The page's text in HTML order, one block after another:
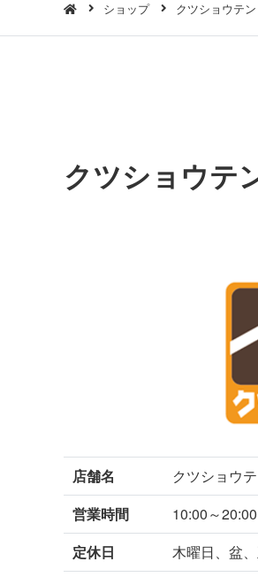
ショップ クツショウテ
クツショウテ
店舗名
クツショウ
営業時間
10:00～
定休日
木曜日、盆